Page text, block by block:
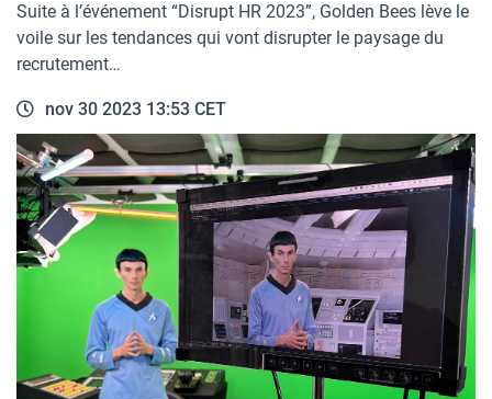
Suite à l’événement “Disrupt HR 2023”, Golden Bees lève le
voile sur les tendances qui vont disrupter le paysage du
recrutement…
nov 30 2023 13:53 CET